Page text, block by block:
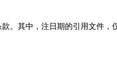
。其中，注日期的引用文件